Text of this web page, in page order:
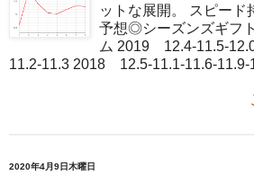
ットな展開。 スピード
予想◎シーズンズギフ
ム 2019 12.4-11.5-
11.2-11.3 2018 12.5-11.1-11.6-11.9-
2020年4月9日木曜日